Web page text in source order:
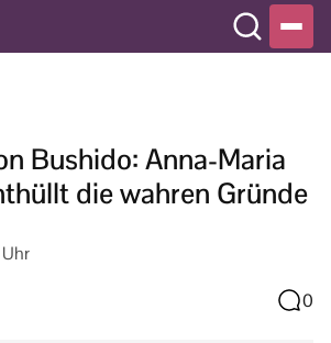
Bushido: Anna-Maria
die wahren Gründe
0